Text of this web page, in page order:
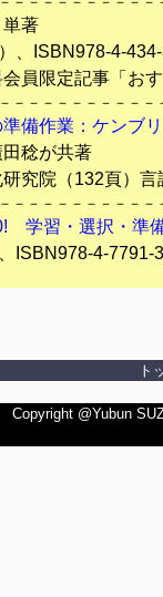
単著
4-434-
おすすめ読書
－－－－－－－－－
準備作業：ケンブ
稔が共著
）言語文化
－－－－－－－－－
学習・選択・準
4-7791-
ト
Copyright @Yubun